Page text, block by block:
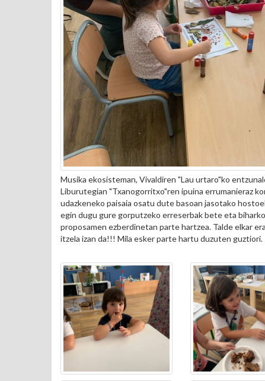
Musika ekosisteman, Vivaldiren "Lau urtaro"ko
Liburutegian "Txanogorritxo"ren ipuina errumanieraz
udazkeneko paisaia osatu dute basoan jasotako
egin dugu gure gorputzeko erreserbak bete eta
proposamen ezberdinetan parte hartzea. Talde elkar
itzela izan da!!! Mila esker parte hartu duzuten guztiori.